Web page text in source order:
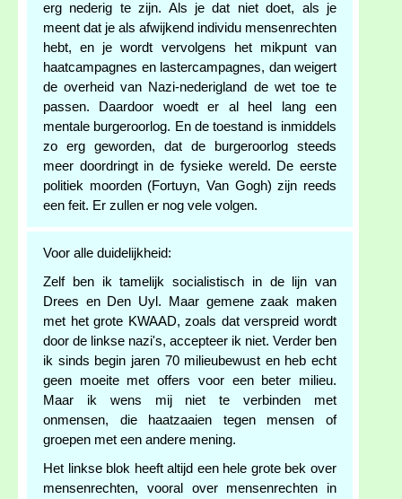
erg nederig te zijn. Als je dat niet doet, als je
meent dat je als afwijkend individu mensenrechten
hebt, en je wordt vervolgens het mikpunt van
haatcampagnes en lastercampagnes, dan weigert
de overheid van Nazi-nederigland de wet toe te
passen. Daardoor woedt er al heel lang een
mentale burgeroorlog. En de toestand is inmiddels
zo erg geworden, dat de burgeroorlog steeds
meer doordringt in de fysieke wereld. De eerste
politiek moorden (Fortuyn, Van Gogh) zijn reeds
een feit. Er zullen er nog vele volgen.
Voor alle duidelijkheid:
Zelf ben ik tamelijk socialistisch in de lijn van
Drees en Den Uyl. Maar gemene zaak maken
met het grote KWAAD, zoals dat verspreid wordt
door de linkse nazi's, accepteer ik niet. Verder ben
ik sinds begin jaren 70 milieubewust en heb echt
geen moeite met offers voor een beter milieu.
Maar ik wens mij niet te verbinden met
onmensen, die haatzaaien tegen mensen of
groepen met een andere mening.
Het linkse blok heeft altijd een hele grote bek over
mensenrechten, vooral over mensenrechten in